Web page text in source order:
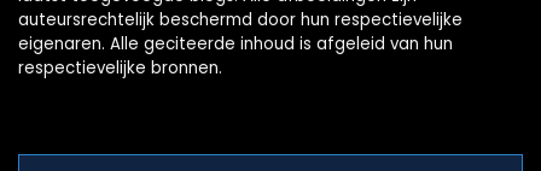
auteursrechtelijk beschermd door hun respectievelijke
eigenaren. Alle geciteerde inhoud is afgeleid van hun
respectievelijke bronnen.